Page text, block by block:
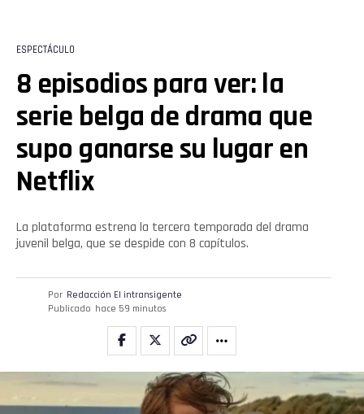
ESPECTÁCULO
8 episodios para ver: la
serie belga de drama que
supo ganarse su lugar en
Netflix
La plataforma estrena la tercera temporada del drama
juvenil belga, que se despide con 8 capítulos.
Por Redacción El intransigente
Publicado hace 59 minutos